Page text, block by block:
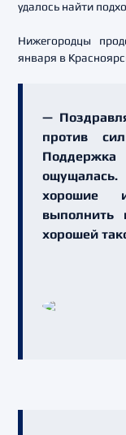
удалось найти
Нижегородцы
января в
—
против
хорошие
выполнить
хорошей